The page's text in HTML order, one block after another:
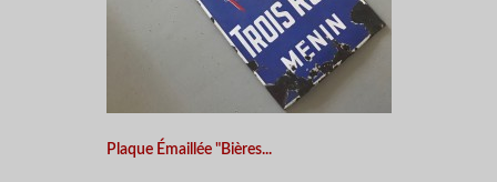
Plaque Émaillée "Bières...